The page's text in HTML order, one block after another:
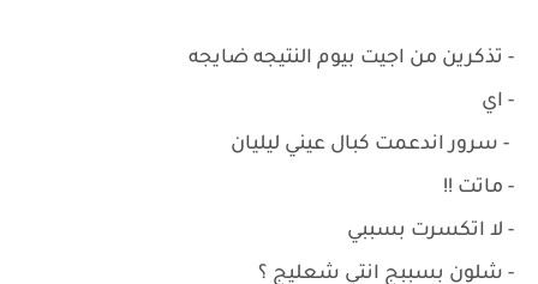
- تذكرين من اجيت بيوم النتيجه ضايجه
- اي
- سرور اندعمت كبال عيني ليليان
- ماتت !!
- لا اتكسرت بسببي
- شلون بسببج انتي شعليج ؟